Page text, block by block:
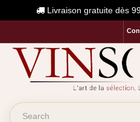
Livraison gratuite dès